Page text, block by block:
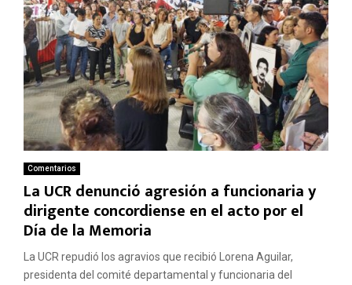
Comentarios
La UCR denunció agresión a funcionaria y
dirigente concordiense en el acto por el
Día de la Memoria
La UCR repudió los agravios que recibió Lorena Aguilar,
presidenta del comité departamental y funcionaria del